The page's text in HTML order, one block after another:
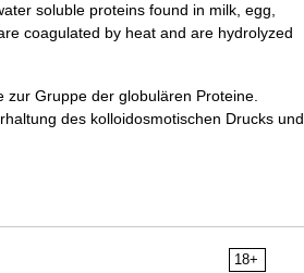
soluble proteins found in milk, egg,
coagulated by heat and are hydrolyzed
Gruppe der globulären Proteine.
des kolloidosmotischen Drucks und
18+